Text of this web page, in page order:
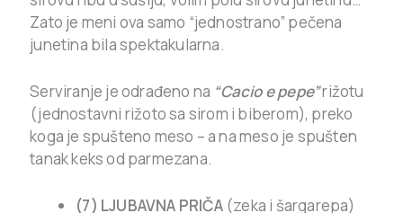
Zato je meni ova samo “jednostrano” pečena
junetina bila spektakularna.
Serviranje je odrađeno na “Cacio e pepe”rižotu
(jednostavni rižoto sa sirom i biberom), preko
koga je spušteno meso – a na meso je spušten
tanak keks od parmezana.
(7) LJUBAVNA PRIČA(zeka i šargarepa)